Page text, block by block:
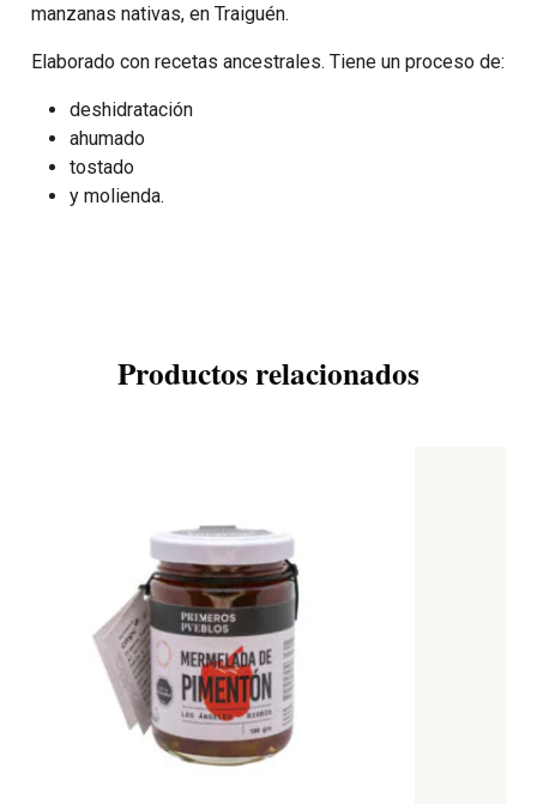
manzanas nativas, en Traiguén.
Elaborado con recetas ancestrales. Tiene un proceso de:
deshidratación
ahumado
tostado
y molienda.
Productos relacionados